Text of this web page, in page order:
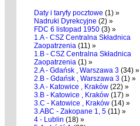
Daty i taryfy pocztowe (1) »
Nadruki Dyrekcyjne (2) »
FDC 6 listopad 1950 (3) »
1.A - CSZ Centralna Składnica
Zaopatrzenia (11) »
1.B - CSZ Centralna Składnica
Zaopatrzenia (1) »
2.A - Gdańsk , Warszawa 3 (34) »
2.B - Gdańsk , Warszawa 3 (1) »
3.A - Katowice , Kraków (22) »
3.B - Katowice , Kraków (17) »
3.C - Katowice , Kraków (14) »
3.ABC - Zakopane 1, 5 (11) »
4 - Lublin (18) »